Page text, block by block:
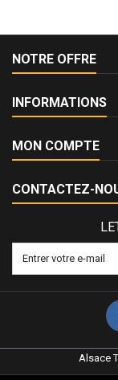
NOTRE OFFRE
INFORMATIONS
MON COMPTE
CONTACTEZ-
Alsace